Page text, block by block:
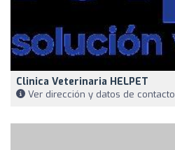
Clinica Veterinaria HELPET
Ver dirección y datos de contacto